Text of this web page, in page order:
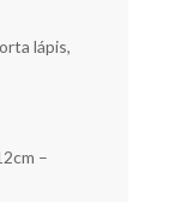
lápis,
–